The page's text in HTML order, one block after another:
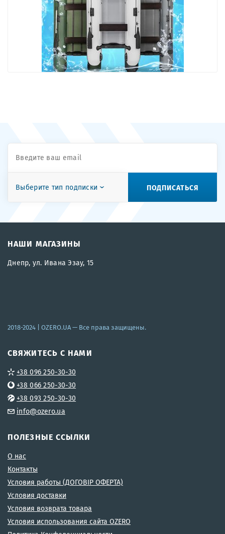
Выберите тип подписки ПОДПИСАТЬСЯ
НАШИ МАГАЗИНЫ
Днепр, ул. Ивана Эзау, 15
2018-2024 | OZERO.UA— Все права защищены.
СВЯЖИТЕСЬ С НАМИ
+38 096 250-30-30
+38 066 250-30-30
+38 093 250-30-30
info@ozero.ua
ПОЛЕЗНЫЕ ССЫЛКИ
О нас
Контакты
Условия работы (ДОГОВІР ОФЕРТА)
Условия доставки
Условия возврата товара
Условия использования сайта OZERO